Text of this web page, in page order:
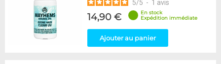
5/5 - 1 avis
14,90 €
En stock
Expédition immédiate
Ajouter au panier